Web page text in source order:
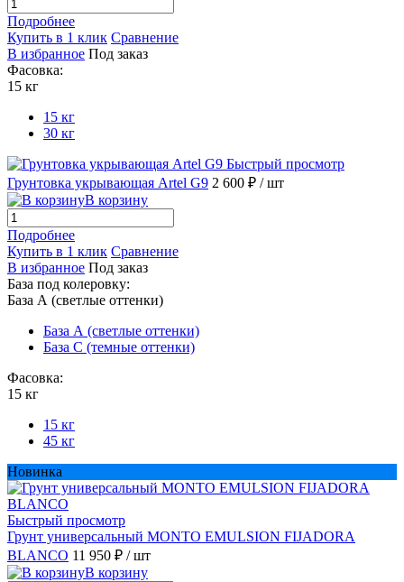
Подробнее
Купить в 1 клик Сравнение
В избранное Под заказ
Фасовка:
15 кг
15 кг
30 кг
Быстрый просмотр
Грунтовка укрывающая Artel G9 2 600 ₽ / шт
В корзину
Подробнее
Купить в 1 клик Сравнение
В избранное Под заказ
База под колеровку:
База А (светлые оттенки)
База А (светлые оттенки)
База С (темные оттенки)
Фасовка:
15 кг
15 кг
45 кг
Новинка
Быстрый просмотр
Грунт универсальный MONTO EMULSION FIJADORA
BLANCO 11 950 ₽ / шт
В корзину